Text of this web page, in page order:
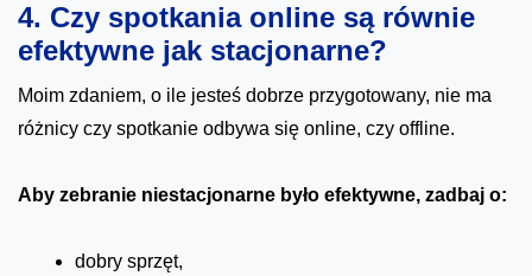
4. Czy spotkania online są równie
efektywne jak stacjonarne?
Moim zdaniem, o ile jesteś dobrze przygotowany, nie ma
różnicy czy spotkanie odbywa się online, czy offline.
Aby zebranie niestacjonarne było efektywne, zadbaj o:
dobry sprzęt,